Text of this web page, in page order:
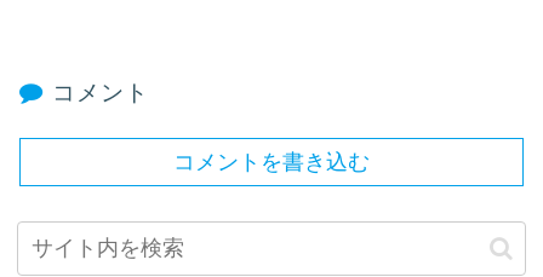
コメント
コメントを書き込む